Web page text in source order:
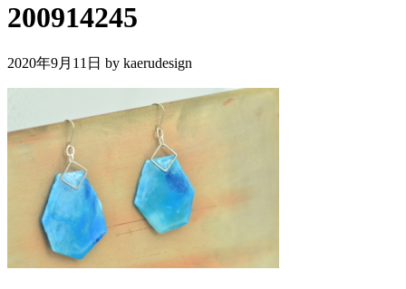
200914245
2020年9月11日 by kaerudesign